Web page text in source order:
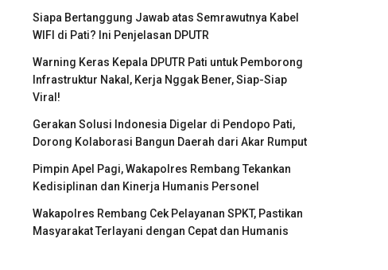
Siapa Bertanggung Jawab atas Semrawutnya Kabel
WIFI di Pati? Ini Penjelasan DPUTR
Warning Keras Kepala DPUTR Pati untuk Pemborong
Infrastruktur Nakal, Kerja Nggak Bener, Siap-Siap
Viral!
Gerakan Solusi Indonesia Digelar di Pendopo Pati,
Dorong Kolaborasi Bangun Daerah dari Akar Rumput
Pimpin Apel Pagi, Wakapolres Rembang Tekankan
Kedisiplinan dan Kinerja Humanis Personel
Wakapolres Rembang Cek Pelayanan SPKT, Pastikan
Masyarakat Terlayani dengan Cepat dan Humanis